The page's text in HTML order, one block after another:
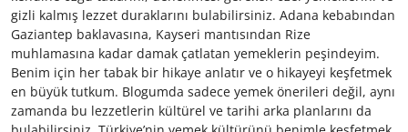
gizli kalmış lezzet duraklarını bulabilirsiniz. Adana kebabından
Gaziantep baklavasına, Kayseri mantısından Rize
muhlamasına kadar damak çatlatan yemeklerin peşindeyim.
Benim için her tabak bir hikaye anlatır ve o hikayeyi keşfetmek
en büyük tutkum. Blogumda sadece yemek önerileri değil, aynı
zamanda bu lezzetlerin kültürel ve tarihi arka planlarını da